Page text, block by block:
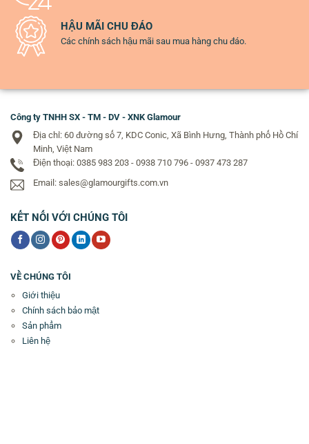
HẬU MÃI CHU ĐÁO
Các chính sách hậu mãi sau mua hàng chu đáo.
Công ty TNHH SX - TM - DV - XNK Glamour
Địa chỉ: 60 đường số 7, KDC Conic, Xã Bình Hưng, Thành phố Hồ Chí
Minh, Việt Nam
Điện thoại: 0385 983 203 - 0938 710 796 - 0937 473 287
Email: sales@glamourgifts.com.vn
KẾT NỐI VỚI CHÚNG TÔI
VỀ CHÚNG TÔI
Giới thiệu
Chính sách bảo mật
Sản phẩm
Liên hệ